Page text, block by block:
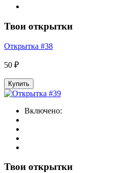
Твои открытки
Открытка #38
50 ₽
Купить
Включено:
Твои открытки